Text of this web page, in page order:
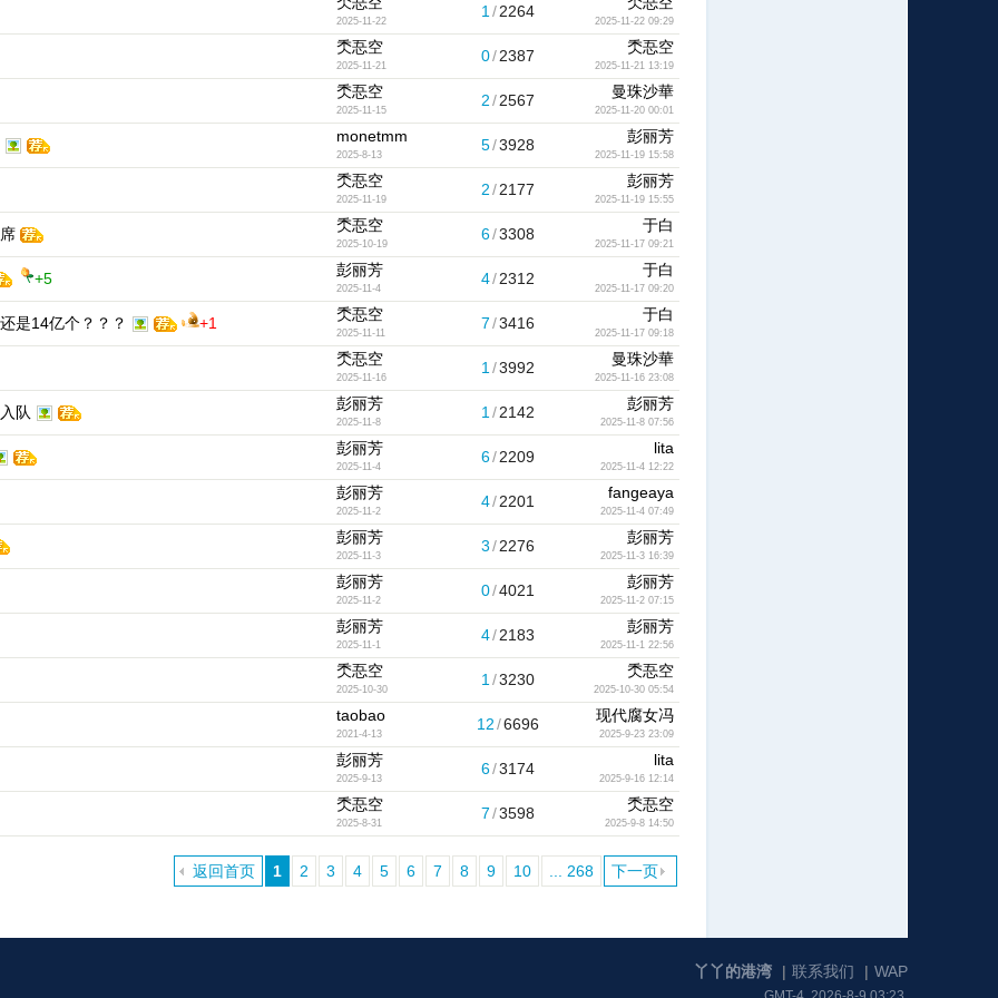
2025-11-22
1 / 2264
2025-11-22 09:29
秂忢空
2025-11-21
0/ 2387 秂忢空
2025-11-21 13:19
秂忢空
2025-11-15
2/ 2567 曼珠沙華
2025-11-20 00:01
monetmm
2025-8-13
5/3928 彭丽芳
2025-11-19 15:58
秂忢空
2025-11-19
2/ 2177 彭丽芳
2025-11-19 15:55
秂忢空
2025-10-19
6/3308 于白
2025-11-17 09:21
+5 彭丽芳
2025-11-4
4/ 2312 于白
2025-11-17 09:20
是14亿个？？？ +1 秂忢空
2025-11-11
7/3416 于白
2025-11-17 09:18
秂忢空
2025-11-16
1 /3992 曼珠沙華
2025-11-16 23:08
队 彭丽芳
2025-11-8
1 / 2142 彭丽芳
2025-11-8 07:56
彭丽芳
2025-11-4
6/ 2209 lita
2025-11-4 12:22
彭丽芳
2025-11-2
4/ 2201 fangeaya
2025-11-4 07:49
彭丽芳
2025-11-3
3/ 2276 彭丽芳
2025-11-3 16:39
彭丽芳
2025-11-2
0/4021 彭丽芳
2025-11-2 07:15
彭丽芳
2025-11-1
4/ 2183 彭丽芳
2025-11-1 22:56
秂忢空
2025-10-30
1 /3230 秂忢空
2025-10-30 05:54
taobao
2021-4-13
12/6696 现代腐女冯
2025-9-23 23:09
彭丽芳
2025-9-13
6/3174 lita
2025-9-16 12:14
秂忢空
2025-8-31
7/3598 秂忢空
2025-9-8 14:50
1 2 3 4 5 6 7 8 9 10 ... 268 下一页
返回首页
丫丫的港湾 | 联系我们 | WAP